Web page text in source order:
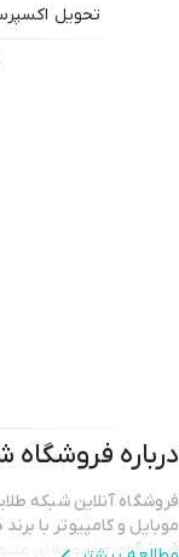
تحویل
درباره فروشگاه
فروشگاه آنلاین شبکه
موبایل و کامپیوتر با
فروشگاه، مجموعه‌ای